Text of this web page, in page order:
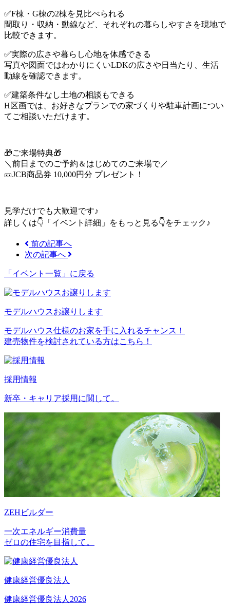
✅F棟・G棟の2棟を見比べられる
間取り・収納・動線など、それぞれの暮らしやすさを現地で
比較できます。
✅実際の広さや暮らし心地を体感できる
写真や図面ではわかりにくいLDKの広さや日当たり、生活
動線を確認できます。
✅建築条件なし土地の相談もできる
H区画では、お好きなプランでの家づくりや駐車計画につい
てご相談いただけます。
🎁ご来場特典🎁
＼前日までのご予約＆はじめてのご来場で／
🎫JCB商品券 10,000円分 プレゼント！
見学だけでも大歓迎です♪
詳しくは👇「イベント詳細」をもっと見る👇をチェック♪
前の記事へ
次の記事へ
「イベント一覧」 に戻る
モデルハウスお譲りします
モデルハウス仕様のお家を手に入れるチャンス！
建売物件を検討されている方はこちら！
採用情報
新卒・キャリア採用に関して。
ZEHビルダー
一次エネルギー消費量
ゼロの住宅を目指して。
健康経営優良法人
健康経営優良法人2026